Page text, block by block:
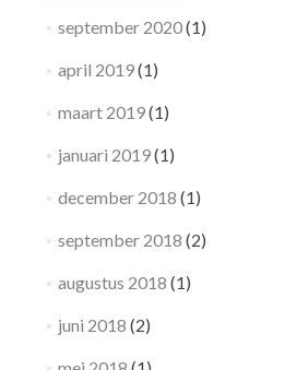
september 2020(1)
april 2019(1)
maart 2019(1)
januari 2019(1)
december 2018 (1)
september 2018 (2)
augustus 2018 (1)
juni 2018 (2)